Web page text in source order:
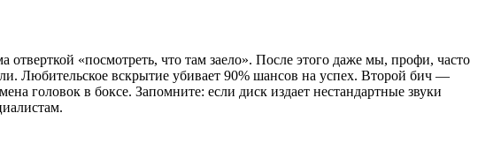
«посмотреть, что там заело». После этого даже мы, профи, часто
Любительское вскрытие убивает 90% шансов на успех. Второй бич —
головок в боксе. Запомните: если диск издает нестандартные звуки